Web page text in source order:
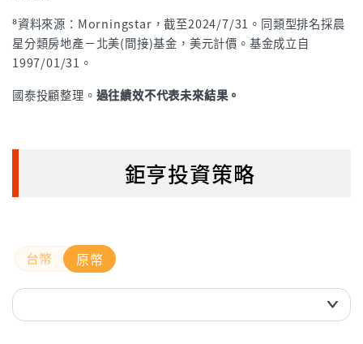
⁸資料來源：Morningstar，截至2024/7/31。同類型排名採晨
星分類房地產－北美(間接)基金，美元計價。基金成立自
1997/01/31。
國泰投顧整理。 過往績效不代表未來結果。
鉅亨投資策略
原幣